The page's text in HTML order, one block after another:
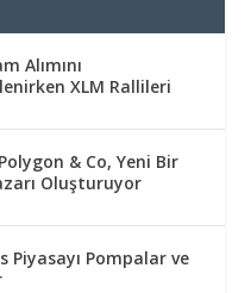
Alımını
XLM Rallileri
& Co, Yeni Bir
Oluşturuyor
Piyasayı Pompalar ve